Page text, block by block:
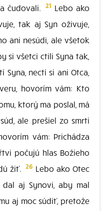
čudovali.
21 Lebo ako
tak aj Syn oživuje,
ani nesúdi, ale všetok
si všetci ctili Syna tak,
nectí si ani Otca,
hovorím vám: Kto
ktorý ma poslal, má
ale prešiel zo smrti
vám: Prichádza
počujú hlas Božieho
žiť. 26 Lebo ako Otec
aj Synovi, aby mal
aj moc súdiť, pretože